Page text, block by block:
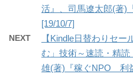
活』、司馬遼太郎(著
[19/10/7]
NEXT
【Kindle日替わりセ
む」技術～速読・精
雄(著)『稼ぐNPO 利